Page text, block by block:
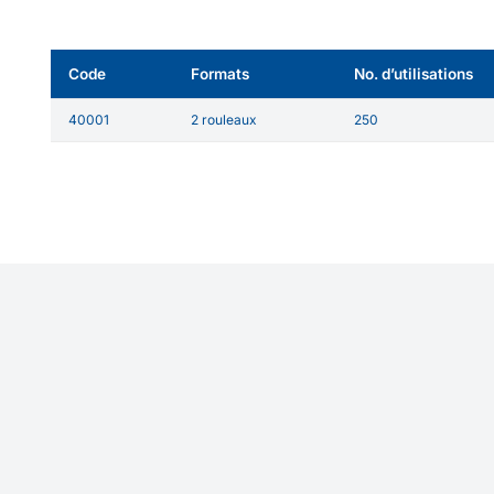
Code Formats No. d’utilisations
40001 2 rouleaux 250